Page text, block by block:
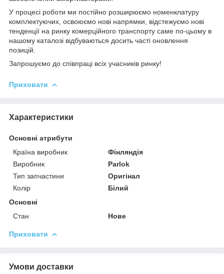
У процесі роботи ми постійно розширюємо номенклатуру
комплектуючих, освоюємо нові напрямки, відстежуємо нові
тенденції на ринку комерційного транспорту саме по-цьому в
нашому каталозі відбуваються досить часті оновлення
позицій.
Запрошуємо до співпраці всіх учасників ринку!
Приховати
Характеристики
Основні атрибути
Країна виробник
Фінляндія
Виробник
Parlok
Тип запчастини
Оригінал
Колір
Білий
Основні
Стан
Нове
Приховати
Умови доставки